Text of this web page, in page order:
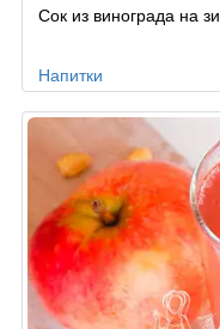
Сок из винограда на
Напитки